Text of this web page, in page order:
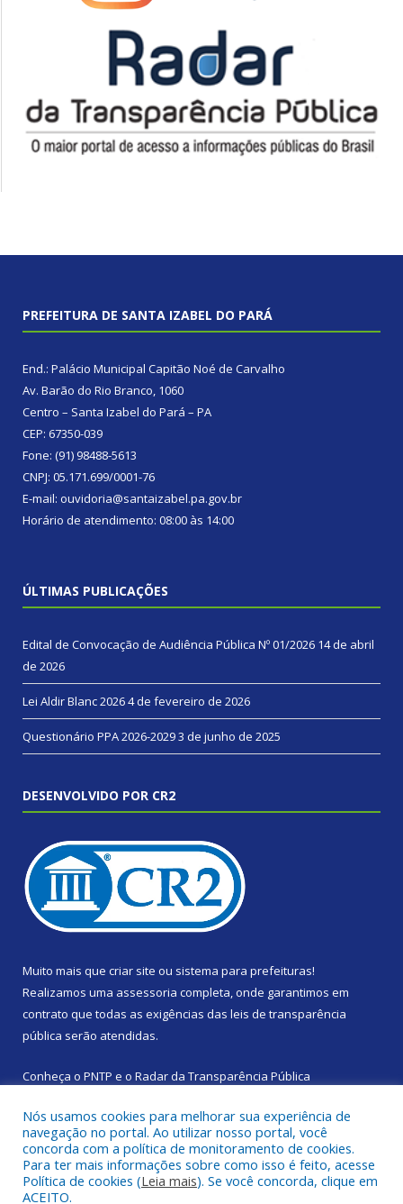
PREFEITURA DE SANTA IZABEL DO PARÁ
End.: Palácio Municipal Capitão Noé de Carvalho
Av. Barão do Rio Branco, 1060
Centro – Santa Izabel do Pará – PA
CEP: 67350-039
Fone: (91) 98488-5613
CNPJ: 05.171.699/0001-76
E-mail: ouvidoria@santaizabel.pa.gov.br
Horário de atendimento: 08:00 às 14:00
ÚLTIMAS PUBLICAÇÕES
Edital de Convocação de Audiência Pública Nº 01/2026 14 de abril
de 2026
Lei Aldir Blanc 20264 de fevereiro de 2026
Questionário PPA 2026-20293 de junho de 2025
DESENVOLVIDO POR CR2
Muito mais que criar site ou sistema para prefeituras!
Realizamos uma assessoria completa, onde garantimos em
contrato que todas as exigências das leis de transparência
pública serão atendidas.
Conheça o PNTP e o Radar da Transparência Pública
Todos os direitos reservados a Prefeitura Municipal de Santa
Izabel do Pará.
Nós usamos cookies para melhorar sua experiência de
navegação no portal. Ao utilizar nosso portal, você
concorda com a política de monitoramento de cookies.
Para ter mais informações sobre como isso é feito, acesse
Política de cookies (Leia mais). Se você concorda, clique em
ACEITO.